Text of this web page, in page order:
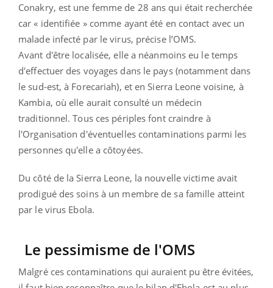
Conakry, est une femme de 28 ans qui était recherchée
car « identifiée » comme ayant été en contact avec un
malade infecté par le virus, précise l’OMS.
Avant d'être localisée, elle a néanmoins eu le temps
d'effectuer des voyages dans le pays (notamment dans
le sud-est, à Forecariah), et en Sierra Leone voisine, à
Kambia, où elle aurait consulté un médecin
traditionnel. Tous ces périples font craindre à
l'Organisation d'éventuelles contaminations parmi les
personnes qu'elle a côtoyées.
Du côté de la Sierra Leone, la nouvelle victime avait
prodigué des soins à un membre de sa famille atteint
par le virus Ebola.
Le pessimisme de l'OMS
Malgré ces contaminations qui auraient pu être évitées,